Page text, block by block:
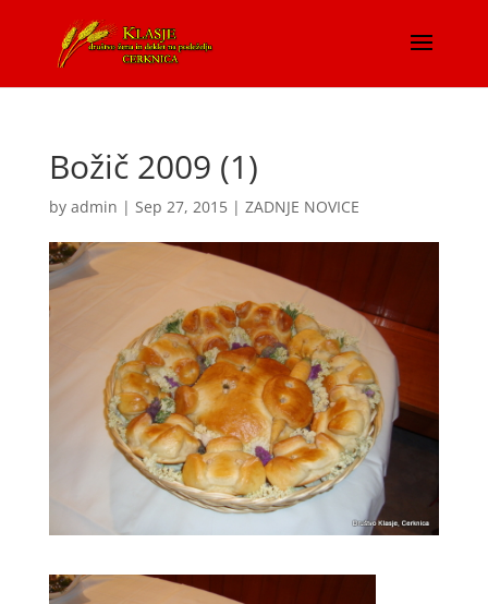
Božič 2009 (1)
by admin | Sep 27, 2015| ZADNJE NOVICE